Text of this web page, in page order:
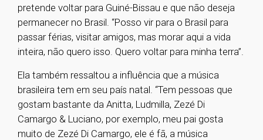
pretende voltar para Guiné-Bissau e que não deseja
permanecer no Brasil. “Posso vir para o Brasil para
passar férias, visitar amigos, mas morar aqui a vida
inteira, não quero isso. Quero voltar para minha terra”.
Ela também ressaltou a influência que a música
brasileira tem em seu país natal. “Tem pessoas que
gostam bastante da Anitta, Ludmilla, Zezé Di
Camargo & Luciano, por exemplo, meu pai gosta
muito de Zezé Di Camargo, ele é fã, a música